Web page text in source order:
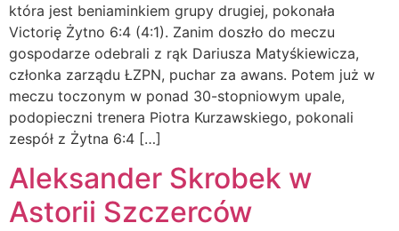
która jest beniaminkiem grupy drugiej, pokonała
Victorię Żytno 6:4 (4:1). Zanim doszło do meczu
gospodarze odebrali z rąk Dariusza Matyśkiewicza,
członka zarządu ŁZPN, puchar za awans. Potem już w
meczu toczonym w ponad 30-stopniowym upale,
podopieczni trenera Piotra Kurzawskiego, pokonali
zespół z Żytna 6:4 […]
Aleksander Skrobek w
Astorii Szczerców